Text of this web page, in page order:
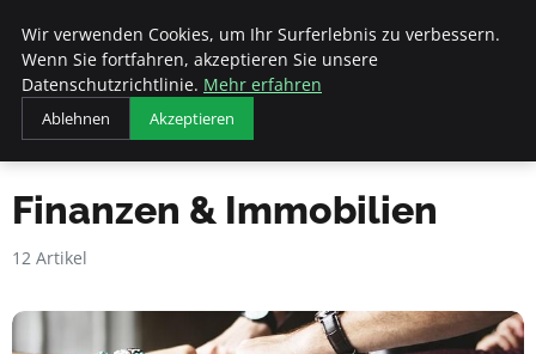
Veranstaltungen
Fds
Finanzen & Immobilien
12 Artikel
Wir verwenden Cookies, um Ihr Surferlebnis zu verbessern.
Wenn Sie fortfahren, akzeptieren Sie unsere
Datenschutzrichtlinie. Mehr erfahren
Ablehnen Akzeptieren